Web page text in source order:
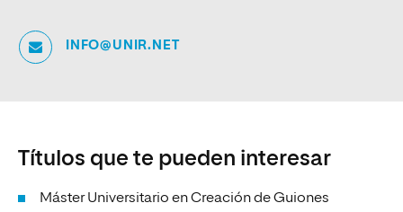
INFO@UNIR.NET
Títulos que te pueden interesar
Máster Universitario en Creación de Guiones